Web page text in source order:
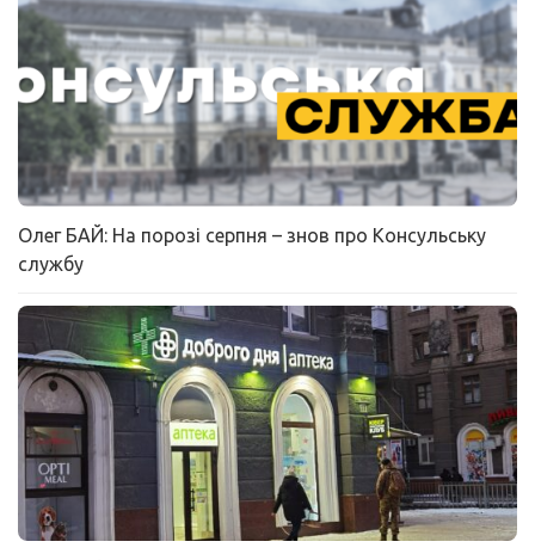
Олег БАЙ: На порозі серпня – знов про Консульську
службу